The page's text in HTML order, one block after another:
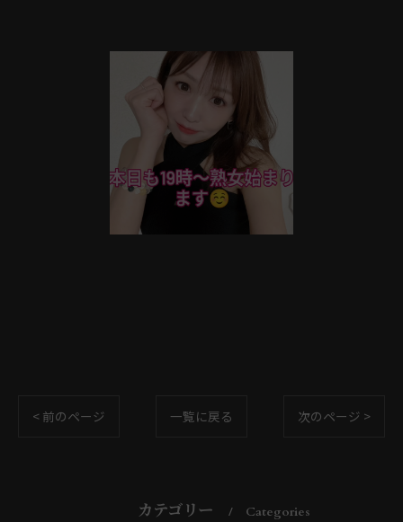
< 前のページ 一覧に戻る 次のページ >
カテゴリー Categories